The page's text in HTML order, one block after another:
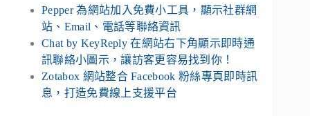
Pepper 為網站加入免費小工具，顯示社群網
站、Email、電話等聯絡資訊
Chat by KeyReply 在網站右下角顯示即時通
訊聯絡小圖示，讓訪客更容易找到你！
Zotabox 網站整合 Facebook 粉絲專頁即時訊
息，打造免費線上支援平台